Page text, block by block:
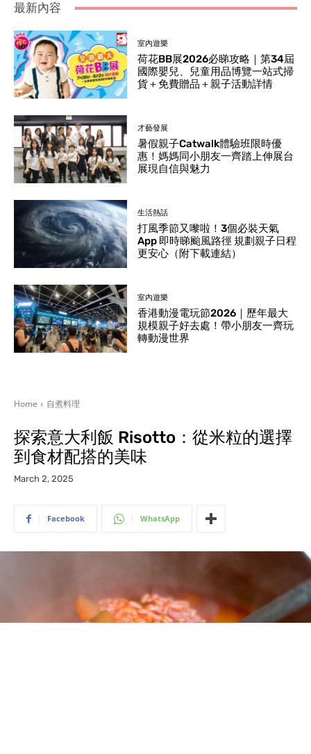
最新內容
室內遊樂
荷花BB展2026必睇攻略｜第34屆
國際嬰兒、兒童用品博覽一站式掃
貨＋免費贈品＋親子活動詳情
才藝發展
暑假親子Catwalk體驗班限時優
惠！媽媽同小朋友一齊踏上伸展台
展現自信與魅力
生活熱話
打風季節又嚟啦！3個必裝天氣
App 即時睇颱風路徑 規劃親子日程
更安心（附下載連結）
室內遊樂
香港動漫電玩節2026｜歷年最大
規模親子好去處！帶小朋友一齊玩
轉動漫世界